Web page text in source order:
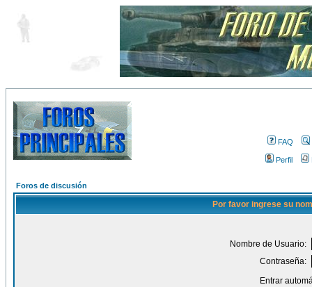
FAQ
Perfil
Foros de discusión
Por favor ingrese su
Nombre de Usuario:
Contraseña:
Entrar